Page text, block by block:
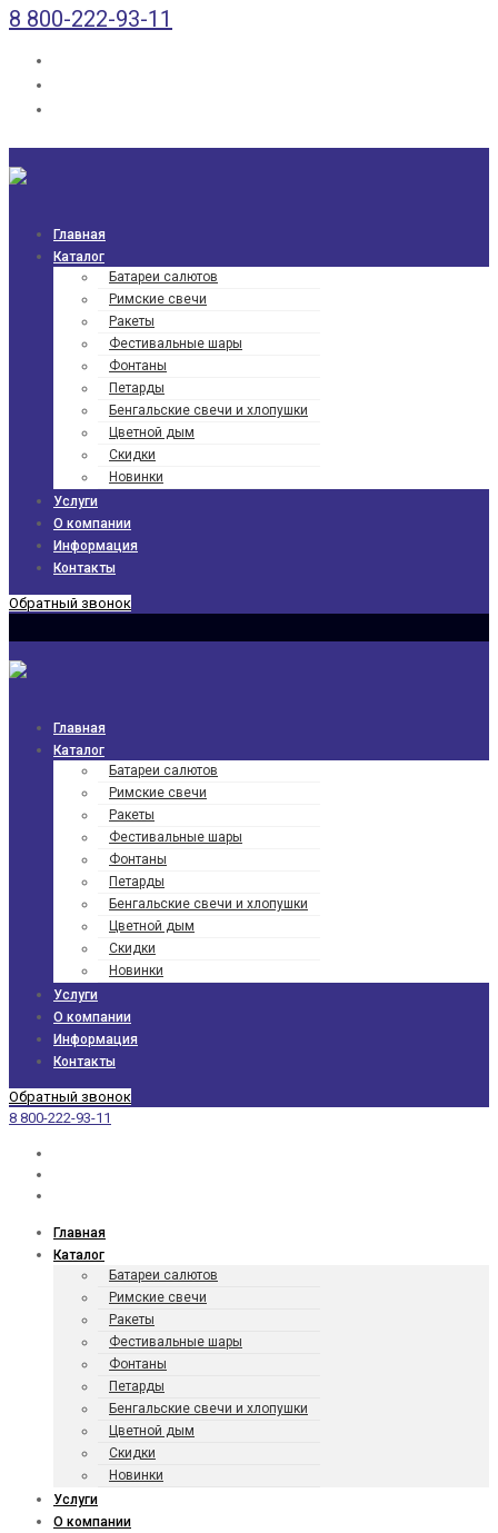
8 800-222-93-11
Главная
Каталог
Батареи салютов
Римские свечи
Ракеты
Фести­валь­ные шары
Фонтаны
Петарды
Бенгаль­ские свечи и хлопушки
Цветной дым
Скидки
Новинки
Услуги
О компании
Информация
Контакты
Обратный звонок
Главная
Каталог
Батареи салютов
Римские свечи
Ракеты
Фести­валь­ные шары
Фонтаны
Петарды
Бенгаль­ские свечи и хлопушки
Цветной дым
Скидки
Новинки
Услуги
О компании
Информация
Контакты
Обратный звонок
8 800-222-93-11
Главная
Каталог
Батареи салютов
Римские свечи
Ракеты
Фести­валь­ные шары
Фонтаны
Петарды
Бенгаль­ские свечи и хлопушки
Цветной дым
Скидки
Новинки
Услуги
О компании